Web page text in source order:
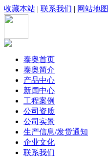
收藏本站 | 联系我们 | 网站地图
泰奥首页
泰奥简介
产品中心
新闻中心
工程案例
公司资质
公司实景
生产信息/发货通知
企业文化
联系我们